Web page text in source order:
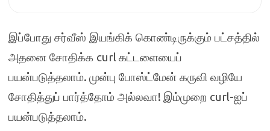
இப்போது சர்வீஸ் இயங்கிக் கொண்டிருக்கும் பட்சத்தில்
அதனை சோதிக்க curlகட்டளையைப்
பயன்படுத்தலாம். முன்பு போஸ்ட்மேன் கருவி வழியே
சோதித்துப் பார்த்தோம் அல்லவா! இம்முறை curl-ஐப்
பயன்படுத்தலாம்.